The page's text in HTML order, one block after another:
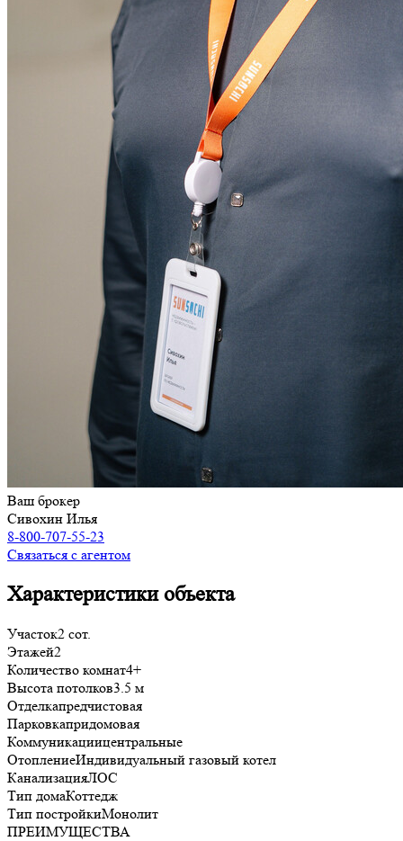
Ваш брокер
Сивохин Илья
8-800-707-55-23
Связаться с агентом
Характеристики объекта
Участок2 сот.
Этажей2
Количество комнат4+
Высота потолков3.5 м
Отделкапредчистовая
Парковкапридомовая
Коммуникациицентральные
ОтоплениеИндивидуальный газовый котел
КанализацияЛОС
Тип домаКоттедж
Тип постройкиМонолит
ПРЕИМУЩЕСТВА